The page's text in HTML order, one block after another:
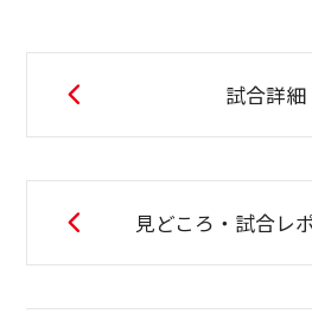
試合詳細
見どころ・試合レ